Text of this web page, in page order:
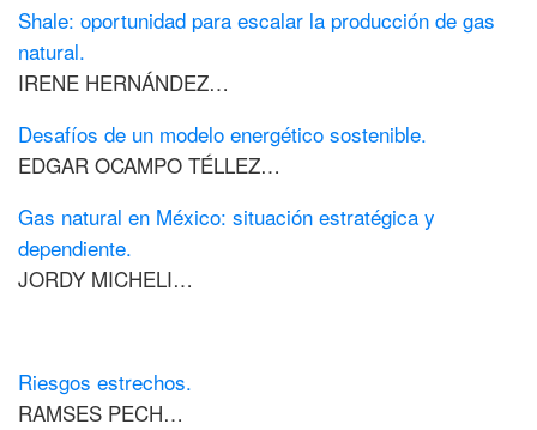
Shale: oportunidad para escalar la producción de gas
natural.
IRENE HERNÁNDEZ…
Desafíos de un modelo energético sostenible.
EDGAR OCAMPO TÉLLEZ…
Gas natural en México: situación estratégica y
dependiente.
JORDY MICHELI…
Riesgos estrechos.
RAMSES PECH…